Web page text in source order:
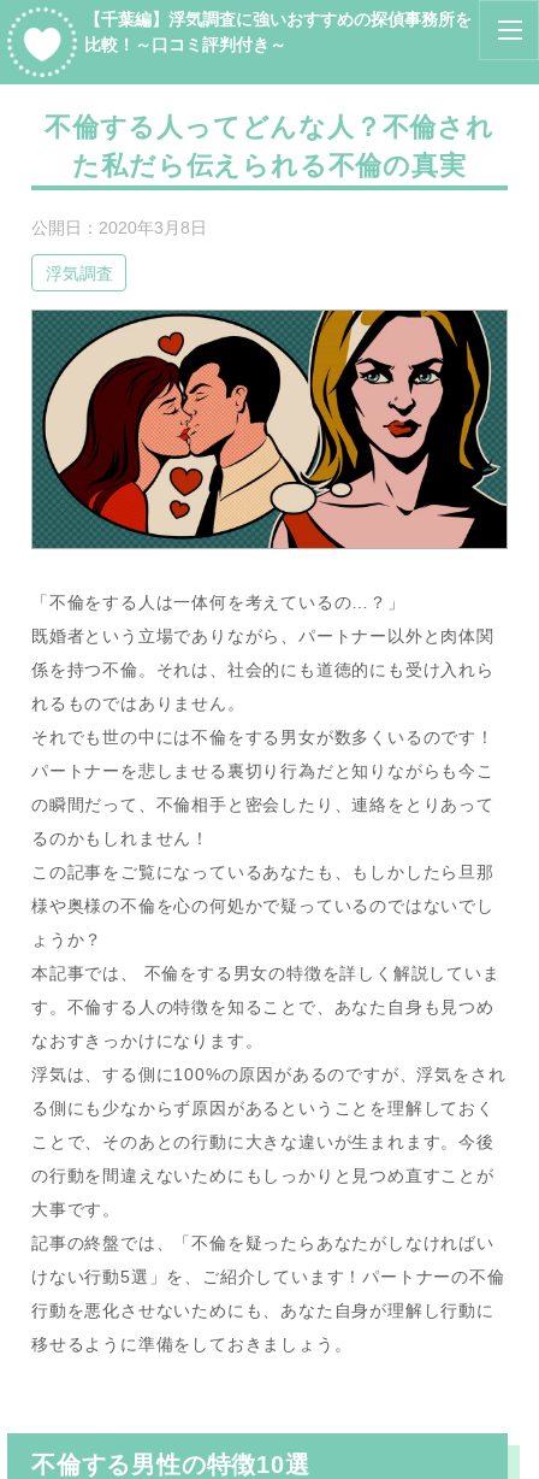
【千葉編】浮気調査に強いおすすめの探偵事務所を
比較！～口コミ評判付き～
不倫する人ってどんな人？不倫され
た私だら伝えられる不倫の真実
公開日： 2020年3月8日
浮気調査
「不倫をする人は一体何を考えているの…？」
既婚者という立場でありながら、パートナー以外と肉体関
係を持つ不倫。それは、社会的にも道徳的にも受け入れら
れるものではありません。
それでも世の中には不倫をする男女が数多くいるのです！
パートナーを悲しませる裏切り行為だと知りながらも今こ
の瞬間だって、不倫相手と密会したり、連絡をとりあって
るのかもしれません！
この記事をご覧になっているあなたも、もしかしたら旦那
様や奥様の不倫を心の何処かで疑っているのではないでし
ょうか？
本記事では、 不倫をする男女の特徴を詳しく解説していま
す。不倫する人の特徴を知ることで、あなた自身も見つめ
なおすきっかけになります。
浮気は、する側に100%の原因があるのですが、浮気をされ
る側にも少なからず原因があるということを理解しておく
ことで、そのあとの行動に大きな違いが生まれます。今後
の行動を間違えないためにもしっかりと見つめ直すことが
大事です。
記事の終盤では、「不倫を疑ったらあなたがしなければい
けない行動5選」を、ご紹介しています！パートナーの不倫
行動を悪化させないためにも、あなた自身が理解し行動に
移せるように準備をしておきましょう。
不倫する男性の特徴10選